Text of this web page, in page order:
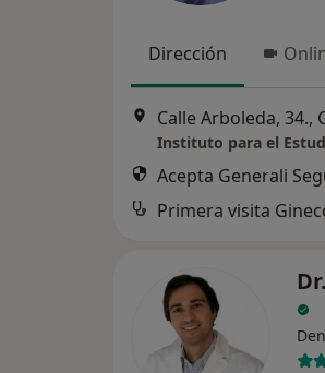
Dirección
Calle Arboleda, 34.,
Instituto para el
Acepta Generali
Primera visita